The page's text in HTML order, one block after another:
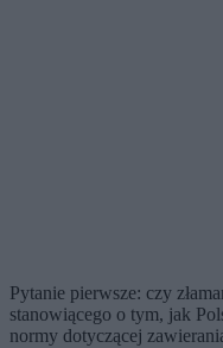
Pytanie pierwsze: czy
stanowiącego o tym, jak
normy dotyczącej